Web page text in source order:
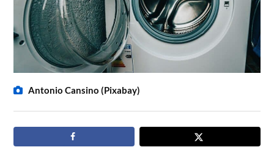
Antonio Cansino (Pixabay)